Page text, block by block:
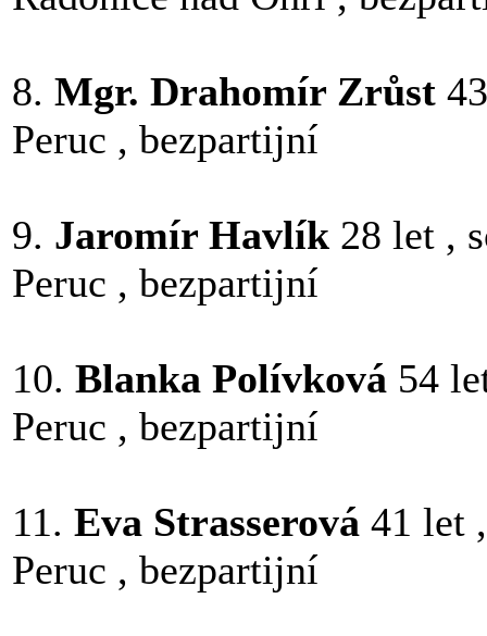
8. Mgr. Drahomír Zrůst
Peruc , bezpartijní
9. Jaromír Havlík 28 let ,
Peruc , bezpartijní
10. Blanka Polívková 54
Peruc , bezpartijní
11. Eva Strasserová 41 let
Peruc , bezpartijní